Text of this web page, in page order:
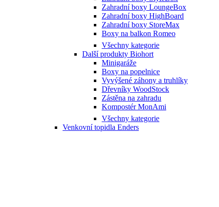
Zahradní boxy LoungeBox
Zahradní boxy HighBoard
Zahradní boxy StoreMax
Boxy na balkon Romeo
Všechny kategorie
Další produkty Biohort
Minigaráže
Boxy na popelnice
Vyvýšené záhony a truhlíky
Dřevníky WoodStock
Zástěna na zahradu
Kompostér MonAmi
Všechny kategorie
Venkovní topidla Enders